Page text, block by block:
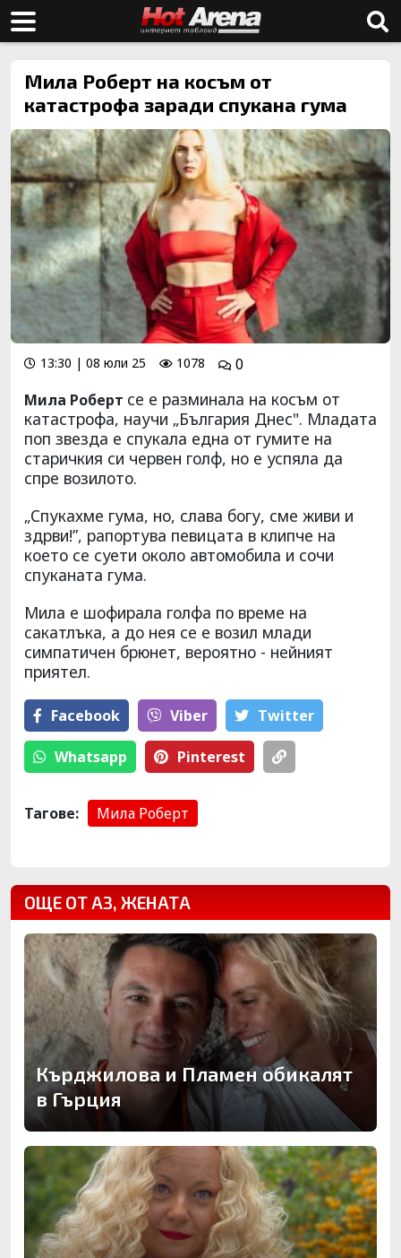
Мила Роберт на косъм от
катастрофа заради спукана гума
13:30 | 08 юли 25 1078
0
Мила Роберт се е разминала на косъм от
катастрофа, научи „България Днес". Младата
поп звезда е спукала една от гумите на
старичкия си червен голф, но е успяла да
спре возилото.
„Спукахме гума, но, слава богу, сме живи и
здрви!”, рапортува певицата в клипче на
което се суети около автомобила и сочи
спуканата гума.
Мила е шофирала голфа по време на
сакатлъка, а до нея се е возил млади
симпатичен брюнет, вероятно - нейният
приятел.
Facebook Viber Тwitter
Whatsapp Pinterest
Тагове: Мила Роберт
ОЩЕ ОТ АЗ, ЖЕНАТА
Кърджилова и Пламен обикалят
в Гърция